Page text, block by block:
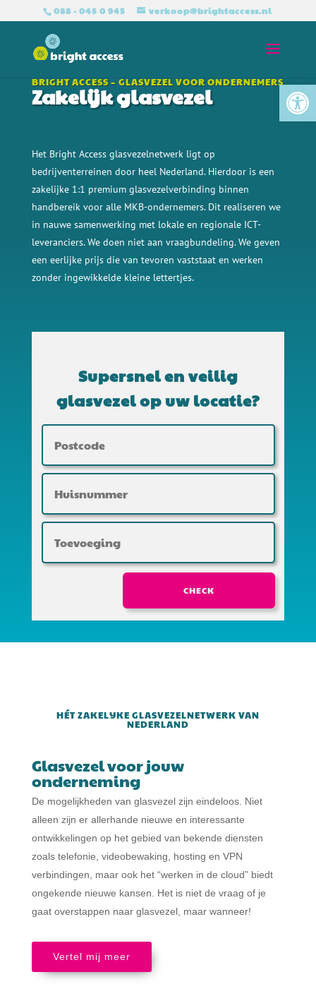
088 - 045 0 945 verkoop@brightaccess.nl
BRIGHT ACCESS – GLASVEZEL VOOR ONDERNEMERS
Zakelijk glasvezel
Het Bright Access glasvezelnetwerk ligt op
bedrijventerreinen door heel Nederland. Hierdoor is een
zakelijke 1:1 premium glasvezelverbinding binnen
handbereik voor alle MKB-ondernemers. Dit realiseren we
in nauwe samenwerking met lokale en regionale ICT-
leveranciers. We doen niet aan vraagbundeling. We geven
een eerlijke prijs die van tevoren vaststaat en werken
zonder ingewikkelde kleine lettertjes.
Supersnel en veilig
glasvezel op uw locatie?
CHECK
HÉT ZAKELIJKE GLASVEZELNETWERK VAN
NEDERLAND
Glasvezel voor jouw
onderneming
De mogelijkheden van glasvezel zijn eindeloos. Niet
alleen zijn er allerhande nieuwe en interessante
ontwikkelingen op het gebied van bekende diensten
zoals telefonie, videobewaking, hosting en VPN
verbindingen, maar ook het “werken in de cloud” biedt
ongekende nieuwe kansen. Het is niet de vraag of je
gaat overstappen naar glasvezel, maar wanneer!
Vertel mij meer